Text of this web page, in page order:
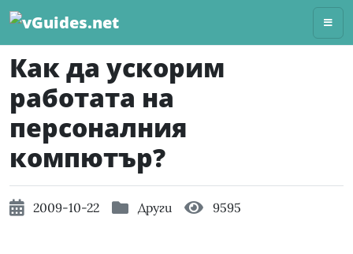
Skip
Как да ускорим
работата на
персоналния
компютър?
2009-10-22 Други 9595